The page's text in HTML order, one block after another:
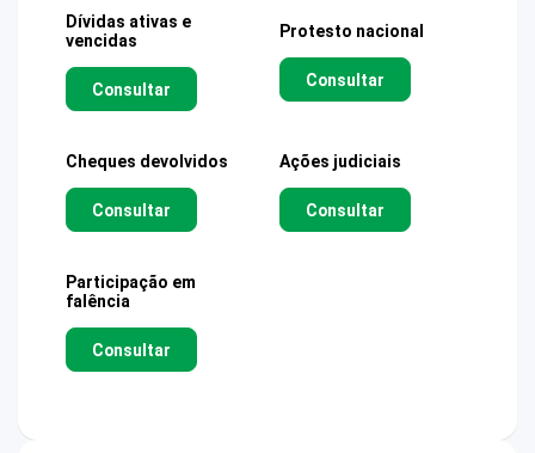
Dívidas ativas e
vencidas
Consultar
Protesto nacional
Consultar
Cheques devolvidos
Consultar
Ações judiciais
Consultar
Participação em
falência
Consultar